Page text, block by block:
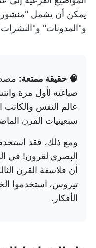
يمكن أن يشمل
و"المدونات" و"النشرات
🧠 حقيقة ممتعة:
صياغته لأول مرة
عالم النفس والكاتب
سبعينيات القرن
ومع ذلك، فقد استخدم
البصري لقرون! في
أن فلاسفة القرن
تيروس، استخدموا
الأفكار.